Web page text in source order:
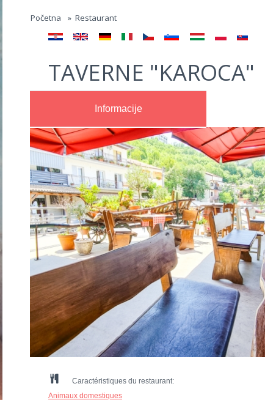
Početna » Restaurant
TAVERNE "KAROCA"
Informacije
Caractéristiques du restaurant:
Animaux domestiques